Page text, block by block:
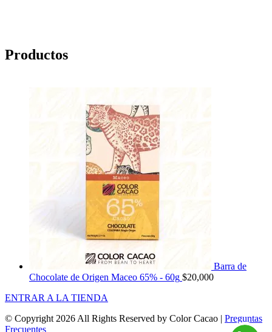
Productos
Barra de
Chocolate de Origen Maceo 65% - 60g $20,000
ENTRAR A LA TIENDA
© Copyright 2026 All Rights Reserved by Color Cacao | Preguntas
Frecuentes